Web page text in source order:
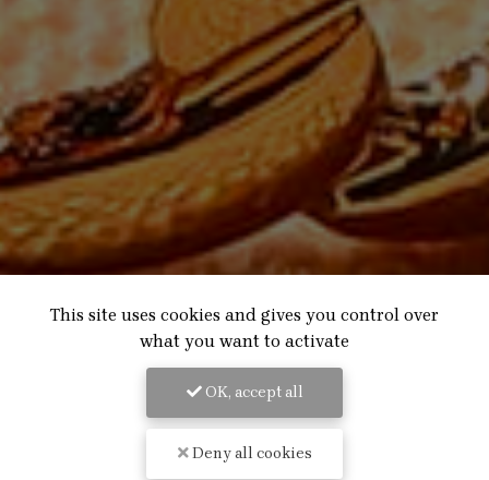
This site uses cookies and gives you control over
what you want to activate
OK, accept all
Deny all cookies